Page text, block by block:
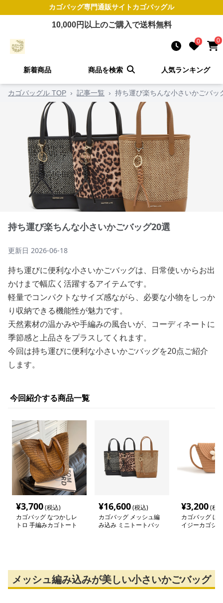
カゴバッグ専門通販サイトカゴバッグル
10,000円以上のご購入で送料無料
0 0
新着商品 商品を検索 人気ランキング
カゴバッグル TOP › 記事一覧 › 持ち運び楽ちんな小さいかごバッ
持ち運び楽ちんな小さいかごバッグ20選
更新日 2026-06-18
持ち運びに便利な小さいかごバッグは、日常使いからお出
かけまで幅広く活躍するアイテムです。
軽量でコンパクトなサイズ感ながら、必要な小物をしっか
り収納できる機能性が魅力です。
天然素材の温かみや手編みの風合いが、コーディネートに
季節感と上品さをプラスしてくれます。
今回は持ち運びに便利な小さいかごバッグを20点ご紹介
します。
今回紹介する商品一覧
¥3,700(税込)
カゴバッグ なつかしレ
トロ 手編みカゴトート
¥16,600(税込)
カゴバッグ メッシュ編
み込み ミニトートバッ
¥3,200(税
カゴバッグ ほ
イジーカゴシ
メッシュ編み込みが美しい小さいかごバッグ